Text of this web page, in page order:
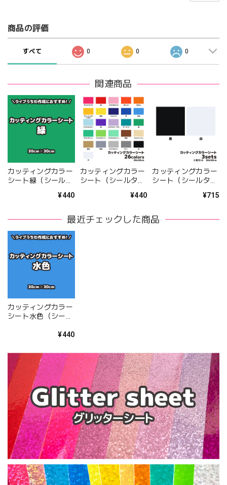
商品の評価
すべて 0 0 0
関連商品
カッティングカラー
シート緑（シールタ
¥440
カッティングカラー
シート（シールタイ
¥440
カッティングカラー
シート（シールタイ
枚セット 全3セット
¥715
最近チェックした商品
カッティングカラー
シート水色（シール
¥440